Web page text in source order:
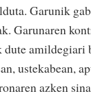
Garunik
Garunaren
amildegiari
ustekabean,
azken